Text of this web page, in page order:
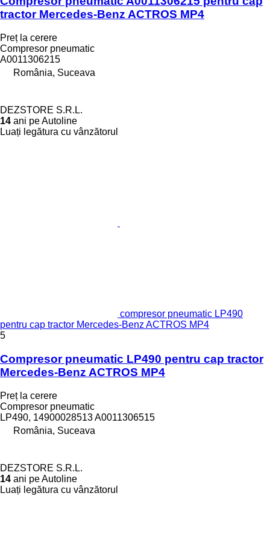
tractor Mercedes-Benz ACTROS MP4
Preț la cerere
Compresor pneumatic
A0011306215
România, Suceava
DEZSTORE S.R.L.
14 ani pe Autoline
Luați legătura cu vânzătorul
compresor pneumatic LP490
pentru cap tractor Mercedes-Benz ACTROS MP4
5
Compresor pneumatic LP490 pentru cap tractor
Mercedes-Benz ACTROS MP4
Preț la cerere
Compresor pneumatic
LP490, 14900028513 A0011306515
România, Suceava
DEZSTORE S.R.L.
14 ani pe Autoline
Luați legătura cu vânzătorul